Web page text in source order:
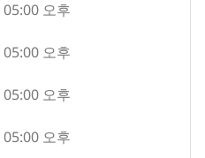
05:00 오후
05:00 오후
05:00 오후
05:00 오후